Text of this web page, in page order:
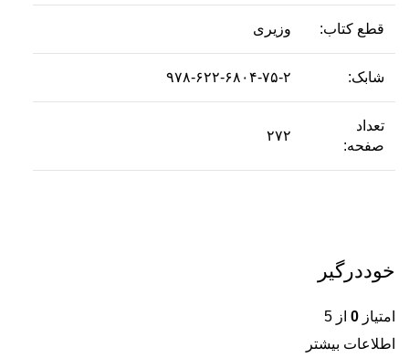
قطع کتاب: وزیری
شابک: ۹۷۸-۶۲۲-۶۸۰۴-۷۵-۲
تعداد
صفحه:
۲۷۲
خوددرگیر
امتیاز 0 از 5
اطلاعات بیشتر